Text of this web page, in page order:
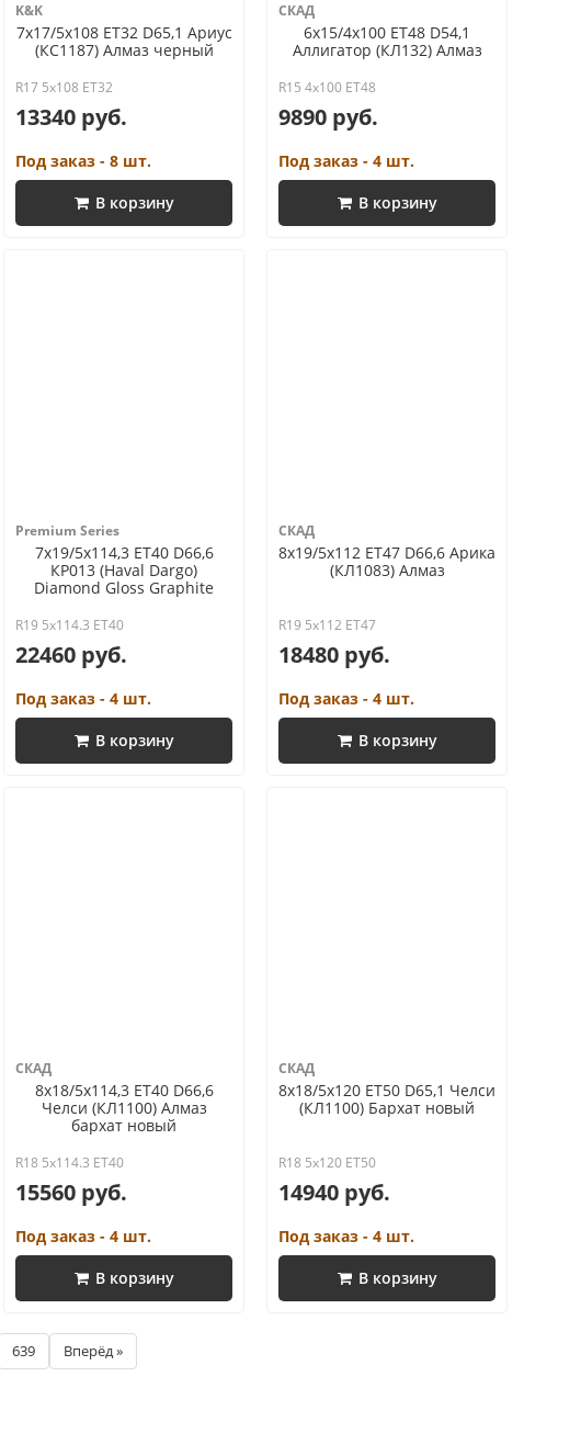
K&K
7x17/5x108 ET32 D65,1 Ариус
(КС1187) Алмаз черный
R17 5x108 ET32
13340 руб.
Под заказ - 8 шт.
В корзину
СКАД
6x15/4x100 ET48 D54,1
Аллигатор (КЛ132) Алмаз
R15 4x100 ET48
9890 руб.
Под заказ - 4 шт.
В корзину
Premium Series
7x19/5x114,3 ET40 D66,6
КР013 (Haval Dargo)
Diamond Gloss Graphite
R19 5x114.3 ET40
22460 руб.
Под заказ - 4 шт.
В корзину
СКАД
8x19/5x112 ET47 D66,6 Арика
(КЛ1083) Алмаз
R19 5x112 ET47
18480 руб.
Под заказ - 4 шт.
В корзину
СКАД
8x18/5x114,3 ET40 D66,6
Челси (КЛ1100) Алмаз
бархат новый
R18 5x114.3 ET40
15560 руб.
Под заказ - 4 шт.
В корзину
СКАД
8x18/5x120 ET50 D65,1 Челси
(КЛ1100) Бархат новый
R18 5x120 ET50
14940 руб.
Под заказ - 4 шт.
В корзину
639 Вперёд »